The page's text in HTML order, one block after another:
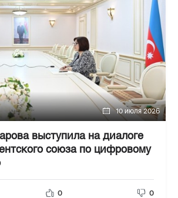
10 июля 2026
выступила на диалоге
союза по цифровому
0 0